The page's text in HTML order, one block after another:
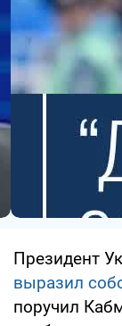
Президент
выразил
поручил